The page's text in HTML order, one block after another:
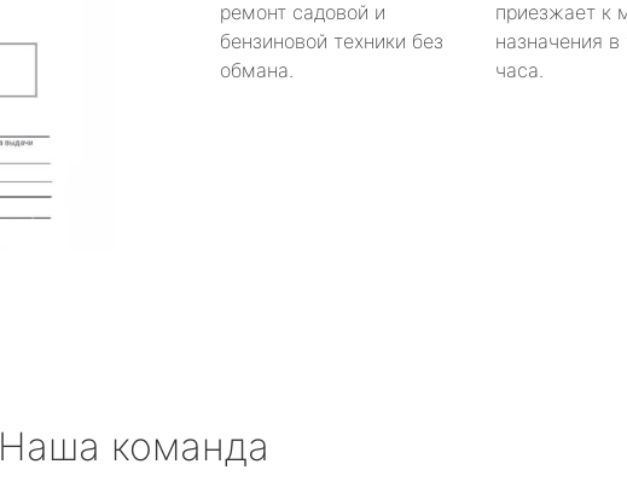
ремонт садовой и
бензиновой техники без
обмана.
приезжает к
назначения в
часа.
Наша команда